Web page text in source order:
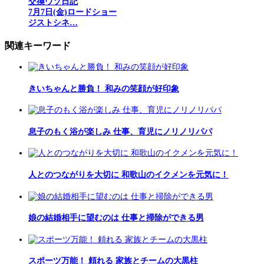
7月7日(金)ロードショー
ジストシネ…
関連キーワード
きいちゃんと勝負！ 和みの笑顔が好印象
息子のもく浴が楽しみ 仕事、育児にノリノリパパ
人とのつながりを大切に 和歌山のイクメンを元気に！
娘の結婚相手に望むのは 仕事と掃除ができる男
スポーツ万能！ 頼れる 家族とチームの大黒柱